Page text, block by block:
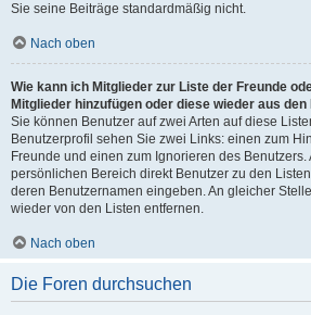
Sie seine Beiträge standardmäßig nicht.
Nach oben
Wie kann ich Mitglieder zur Liste der Freunde
Mitglieder hinzufügen oder diese wieder aus
Sie können Benutzer auf zwei Arten auf diese
Benutzerprofil sehen Sie zwei Links: einen zum
Freunde und einen zum Ignorieren des
persönlichen Bereich direkt Benutzer zu den
deren Benutzernamen eingeben. An gleicher
wieder von den Listen entfernen.
Nach oben
Die Foren durchsuchen